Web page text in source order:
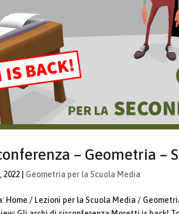
– Geometria –
2022 Geometria per la Scuola Media
Home / Lezioni per la Scuola Media /